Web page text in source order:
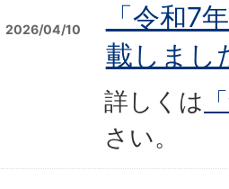
2026/04/10
「令和7
載しまし
詳しくは
さい。